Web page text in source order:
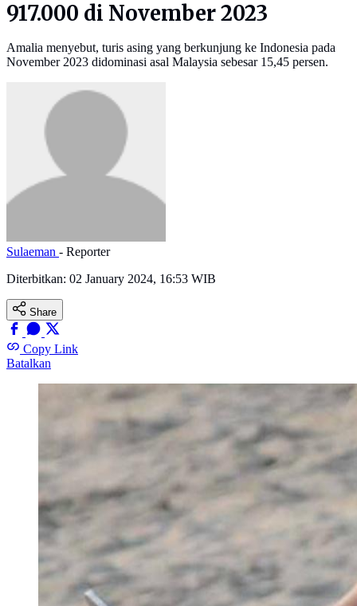
917.000 di November 2023
Amalia menyebut, turis asing yang berkunjung ke Indonesia pada
November 2023 didominasi asal Malaysia sebesar 15,45 persen.
Sulaeman - Reporter
Diterbitkan: 02 January 2024, 16:53 WIB
Share
Copy Link
Batalkan